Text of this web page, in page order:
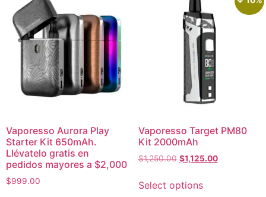
Vaporesso Aurora Play
Starter Kit 650mAh.
Llévatelo gratis en
pedidos mayores a $2,000
$999.00
Vaporesso Target PM80
Kit 2000mAh
$1,250.00 $1,125.00
Select options